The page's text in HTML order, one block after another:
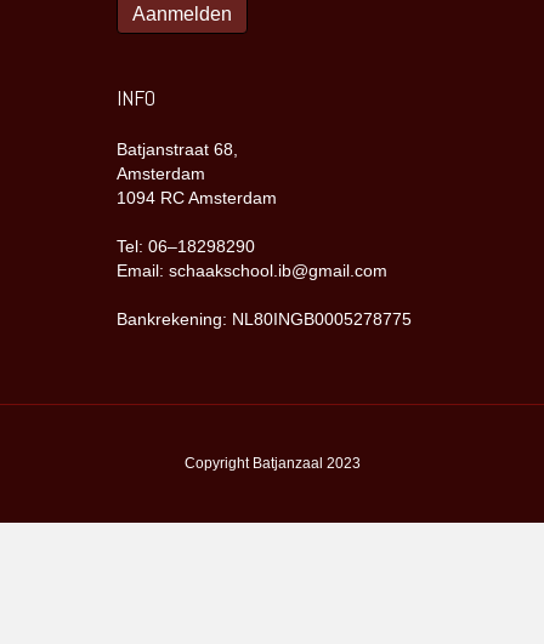
INFO
Batjanstraat 68,
Amsterdam
1094 RC Amsterdam
Tel: 06–18298290
Email: schaakschool.ib@gmail.com
Bankrekening: NL80INGB0005278775
Copyright Batjanzaal 2023